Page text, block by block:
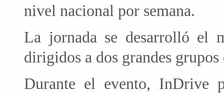
nivel nacional por semana.
La jornada se desarrolló el
dirigidos a dos grandes
Durante el evento, InDrive